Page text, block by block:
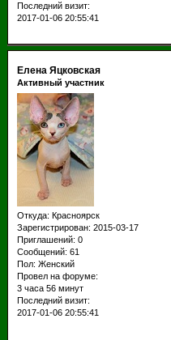
Последний визит:
2017-01-06 20:55:41
Елена Яцковская
Активный участник
Откуда: Красноярск
Зарегистрирован: 2015-03-17
Приглашений: 0
Сообщений: 61
Пол: Женский
Провел на форуме:
3 часа 56 минут
Последний визит:
2017-01-06 20:55:41